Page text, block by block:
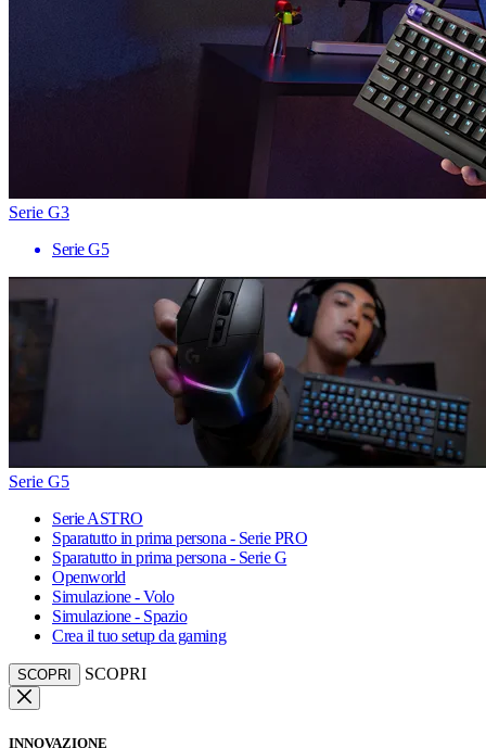
Serie G3
Serie G5
Serie G5
Serie ASTRO
Sparatutto in prima persona - Serie PRO
Sparatutto in prima persona - Serie G
Openworld
Simulazione - Volo
Simulazione - Spazio
Crea il tuo setup da gaming
SCOPRI SCOPRI
INNOVAZIONE